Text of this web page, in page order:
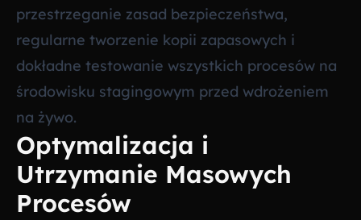
przestrzeganie zasad bezpieczeństwa,
regularne tworzenie kopii zapasowych i
dokładne testowanie wszystkich procesów na
środowisku stagingowym przed wdrożeniem
na żywo.
Optymalizacja i
Utrzymanie Masowych
Procesów